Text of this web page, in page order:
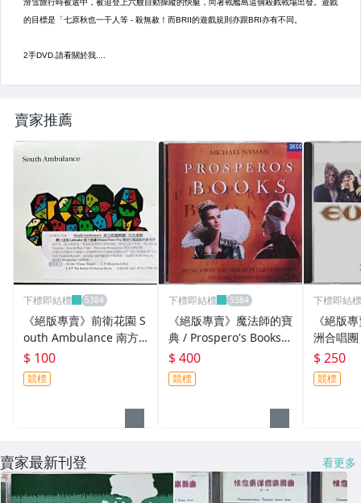
賣家推薦
下標即結標
《絕版專賣》前衛花園 S
outh Ambulance 南方
救護樂團 / 同名專輯
$ 100
競標
下標即結標
《絕版專賣》魔法師的寶
典 / Prospero's Books
電影原聲帶 (德版.全銀
圈.無IFPI)
$ 400
競標
下標即結標
《絕版
洲合唱
告別歌
$ 250
競標
賣家最新刊登 看更多